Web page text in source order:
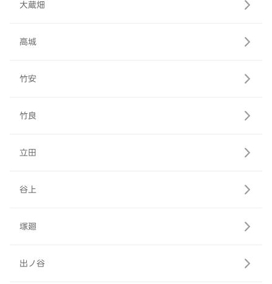
大蔵畑
高城
竹安
竹良
立田
谷上
塚廻
出ノ谷